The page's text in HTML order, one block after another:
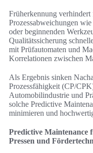
Früherkennung
Prozessabweichungen
oder beginnenden
Qualitätssicherung
mit Prüfautomaten und
Korrelationen zwischen
Als Ergebnis sinken
Prozessfähigkeit (CP/
Automobilindustrie und
solche Predictive
minimieren und
Predictive Maintenance
Pressen und